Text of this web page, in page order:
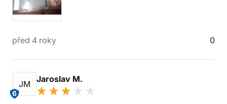
před 4 roky 0
JM
6
Jaroslav M.